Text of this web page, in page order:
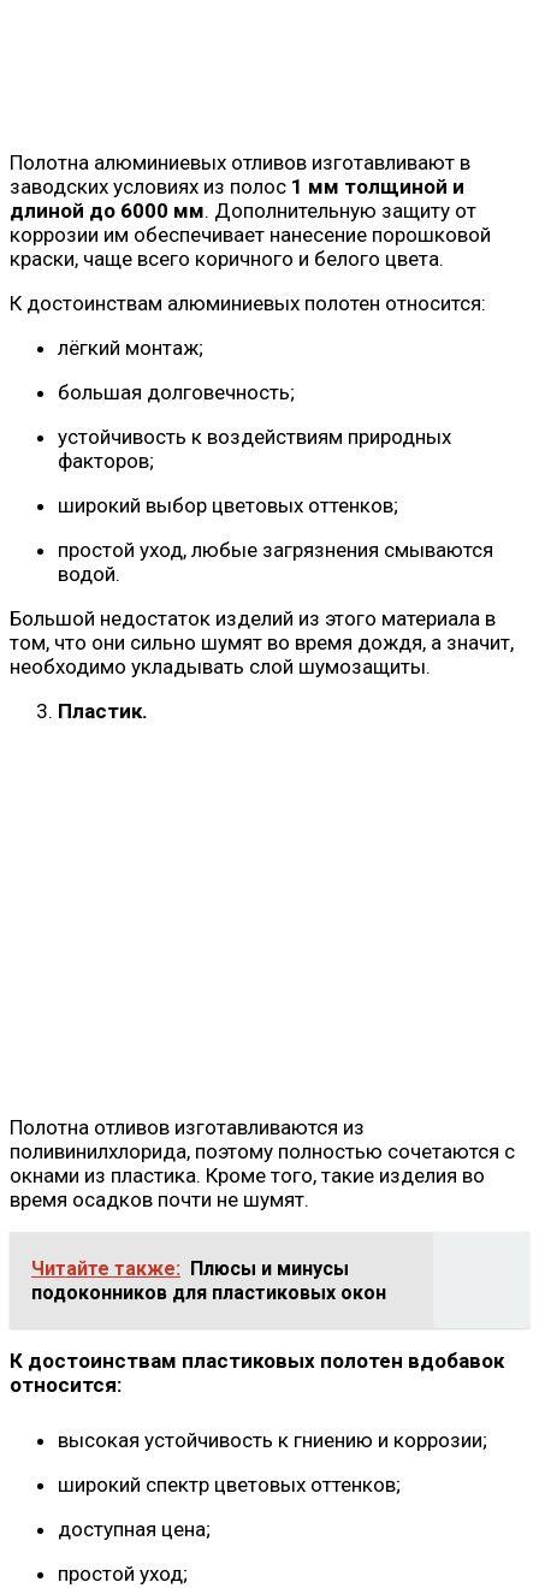
Полотна алюминиевых отливов изготавливают в
заводских условиях из полос 1 мм толщиной и
длиной до 6000 мм. Дополнительную защиту от
коррозии им обеспечивает нанесение порошковой
краски, чаще всего коричного и белого цвета.
К достоинствам алюминиевых полотен относится:
лёгкий монтаж;
большая долговечность;
устойчивость к воздействиям природных
факторов;
широкий выбор цветовых оттенков;
простой уход, любые загрязнения смываются
водой.
Большой недостаток изделий из этого материала в
том, что они сильно шумят во время дождя, а значит,
необходимо укладывать слой шумозащиты.
Пластик.
Полотна отливов изготавливаются из
поливинилхлорида, поэтому полностью сочетаются с
окнами из пластика. Кроме того, такие изделия во
время осадков почти не шумят.
Читайте также: Плюсы и минусы
подоконников для пластиковых окон
К достоинствам пластиковых полотен вдобавок
относится:
высокая устойчивость к гниению и коррозии;
широкий спектр цветовых оттенков;
доступная цена;
простой уход;